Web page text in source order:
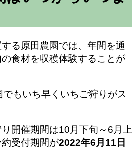
る原田農園では、年間を通
食材を収穫体験することが
もいち早くいちご狩りがス
開催期間は10月下旬～6月上
受付期間が2022年6月11日